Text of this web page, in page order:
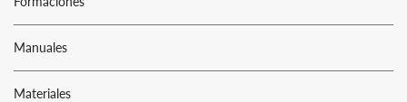
Manuales
Materiales